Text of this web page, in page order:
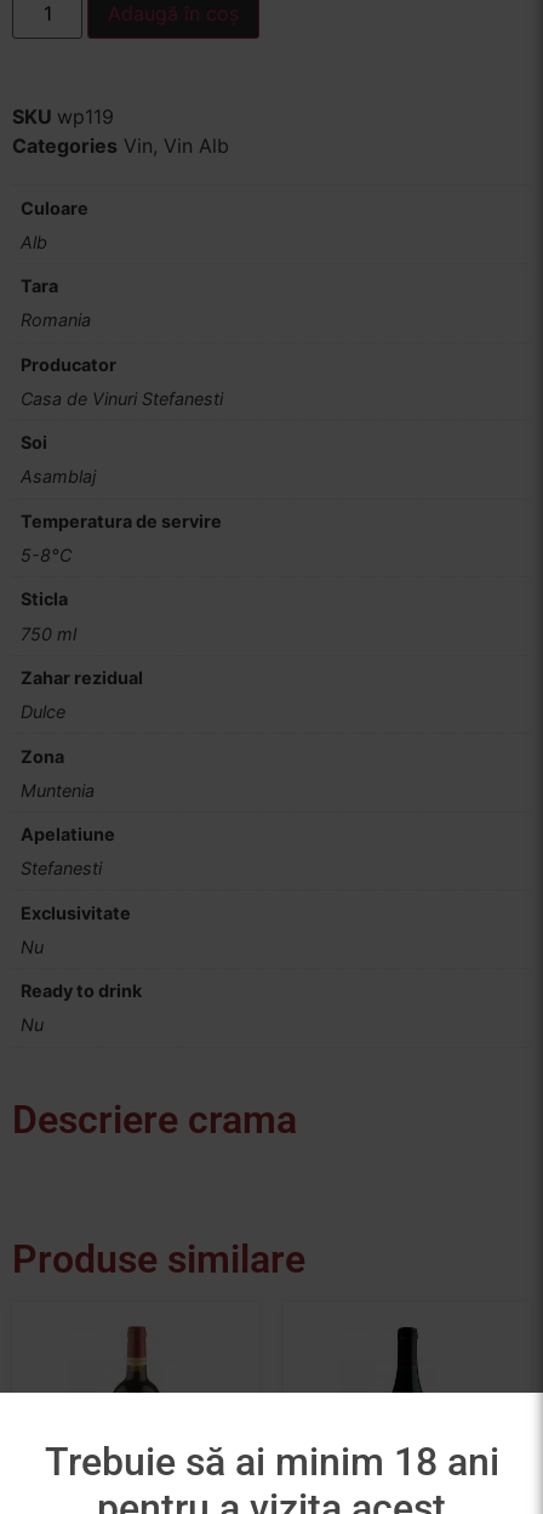
Adaugă în coș
SKU wp119
Categories Vin, Vin Alb
Culoare
Alb
Tara
Romania
Producator
Casa de Vinuri Stefanesti
Soi
Asamblaj
Temperatura de servire
5-8°C
Sticla
750 ml
Zahar rezidual
Dulce
Zona
Muntenia
Apelatiune
Stefanesti
Exclusivitate
Nu
Ready to drink
Nu
Descriere crama
Produse similare
Trebuie să ai minim 18 ani